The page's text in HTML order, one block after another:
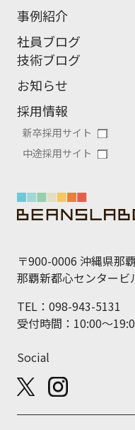
事例紹介
社員ブログ
技術ブログ
お知らせ
採用情報
新卒採用サイト
中途採用サイト
〒900-0006 沖縄県那
那覇新都心センタービ
TEL：098-943-5131
受付時間：10:00～
Social